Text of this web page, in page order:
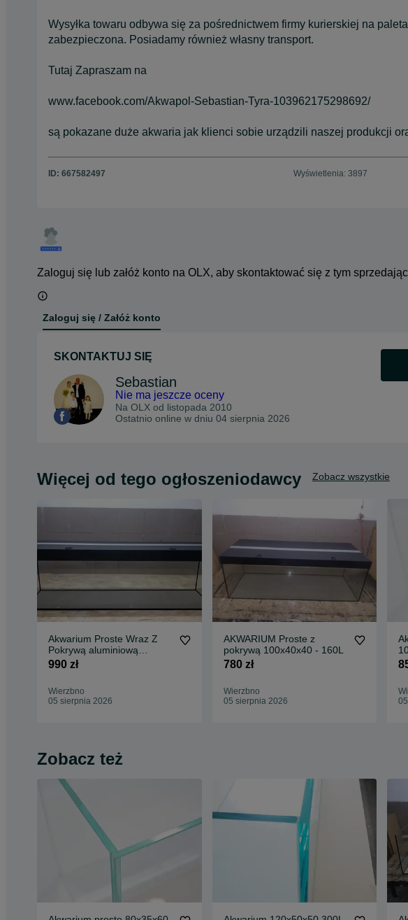
Wysyłka towaru odbywa się za pośrednictwem firmy kurierskiej na
zabezpieczona. Posiadamy również własny transport.
Tutaj Zapraszam na
www.facebook.com/Akwapol-Sebastian-Tyra-103962175298692/
są pokazane duże akwaria jak klienci sobie urządzili naszej produkcji
ID: 667582497 Wyświetlenia: 3897
Zaloguj się lub załóż konto na OLX, aby skontaktować się z tym
Zaloguj się / Załóż konto
SKONTAKTUJ SIĘ
Sebastian
Nie ma jeszcze oceny
Na OLX od listopada 2010
Ostatnio online w dniu 04 sierpnia 2026
Więcej od tego ogłoszeniodawcy Zobacz wszystkie
Akwarium Proste Wraz Z
Pokrywą aluminiową
120x40x50 - 240L
990 zł
Wierzbno
05 sierpnia 2026
AKWARIUM Proste z
pokrywą 100x40x40 - 160L
780 zł
Wierzbno
05 sierpnia 2026
Zobacz też